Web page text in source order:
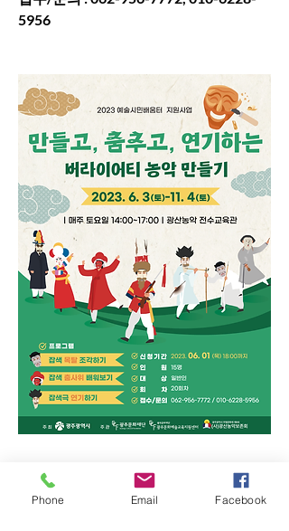
5956
📷 사진과 영상이 있는 광
Phone Email Facebook